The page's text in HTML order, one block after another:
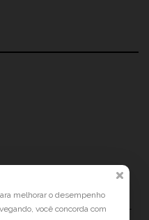
70JATIÚCA, MACEIÓ - AL
melhorar o desempenho
você concorda com